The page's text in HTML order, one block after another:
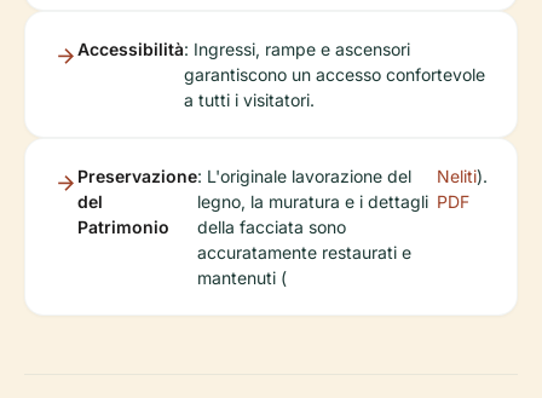
Accessibilità: Ingressi, rampe e ascensori
garantiscono un accesso confortevole
a tutti i visitatori.
Preservazione
del
Patrimonio
: L'originale lavorazione del
legno, la muratura e i dettagli
della facciata sono
accuratamente restaurati e
mantenuti (
Neliti
PDF
).